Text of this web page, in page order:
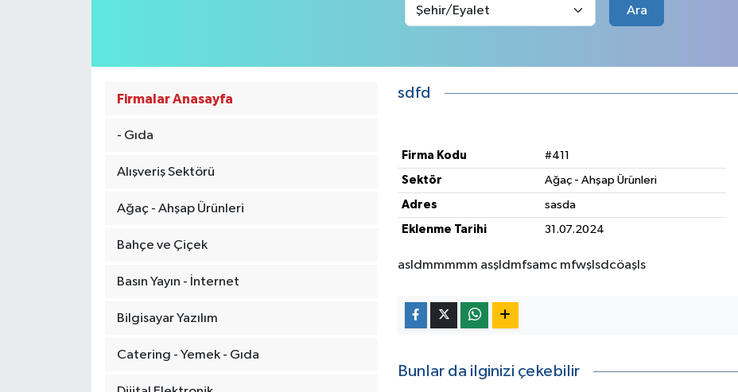
Ara
Firmalar Anasayfa
- Gıda
Alışveriş Sektörü
Ağaç - Ahşap Ürünleri
Bahçe ve Çiçek
Basın Yayın - İnternet
Bilgisayar Yazılım
Catering - Yemek - Gıda
sdfd
Firma Kodu #411
Sektör Ağaç - Ahşap Ürünleri
Adres sasda
Eklenme Tarihi 31.07.2024
asldmmmmm asşldmfsamc mfwşlsdcöaşls
Bunlar da ilginizi çekebilir